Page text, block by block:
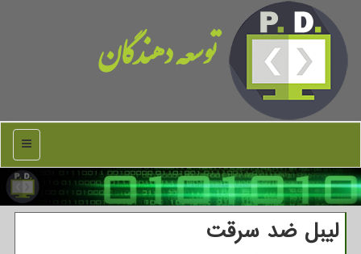
توسعه دهندگان
منو
لیبل ضد سرقت